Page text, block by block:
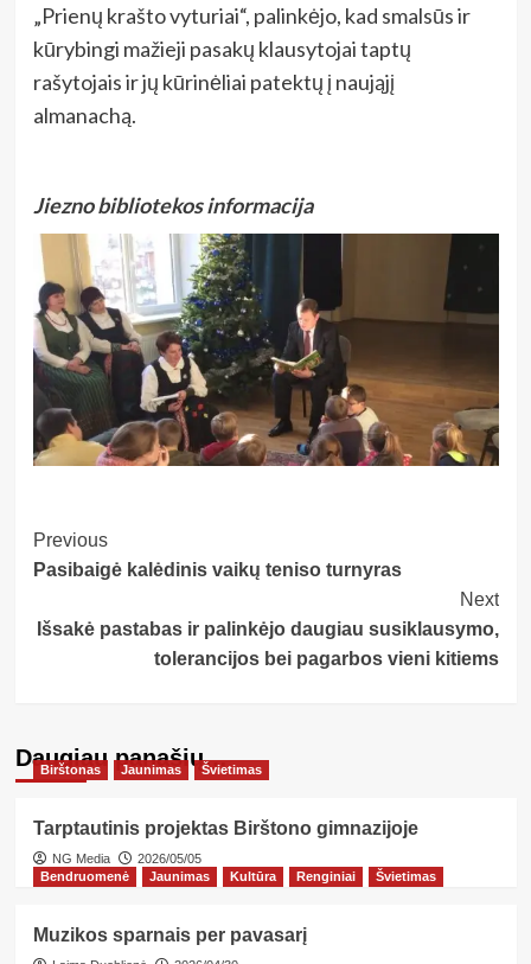
„Prienų krašto vyturiai“, palinkėjo, kad smalsūs ir
kūrybingi mažieji pasakų klausytojai taptų
rašytojais ir jų kūrinėliai patektų į naująjį
almanachą.
Jiezno bibliotekos informacija
Post
Navigation
Previous
Pasibaigė kalėdinis vaikų teniso turnyras
Next
Išsakė pastabas ir palinkėjo daugiau susiklausymo,
tolerancijos bei pagarbos vieni kitiems
Daugiau panašių…
Birštonas Jaunimas Švietimas
Tarptautinis projektas Birštono gimnazijoje
NG Media
2026/05/05
Bendruomenė
Jaunimas Kultūra Renginiai Švietimas
Muzikos sparnais per pavasarį